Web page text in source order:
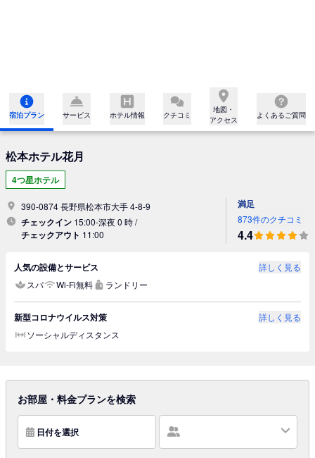
宿泊プラン サービス ホテル情報 クチコミ
地図・
アクセス
よくあるご質問
松本ホテル花月
4つ星ホテル
390-0874 長野県松本市大手 4-8-9
チェックイン 15:00-深夜 0 時 /
チェックアウト 11:00
満足
873件のクチコミ
4.4
人気の設備とサービス
詳しく見る
スパ
Wi-Fi無料 ランドリー
新型コロナウイルス対策
詳しく見る
ソーシャルディスタンス
お部屋・料金プランを検索
日付を選択